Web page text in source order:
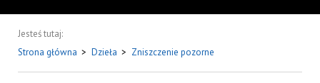
Jesteś tutaj:
Strona główna > Dzieła > Zniszczenie pozorne